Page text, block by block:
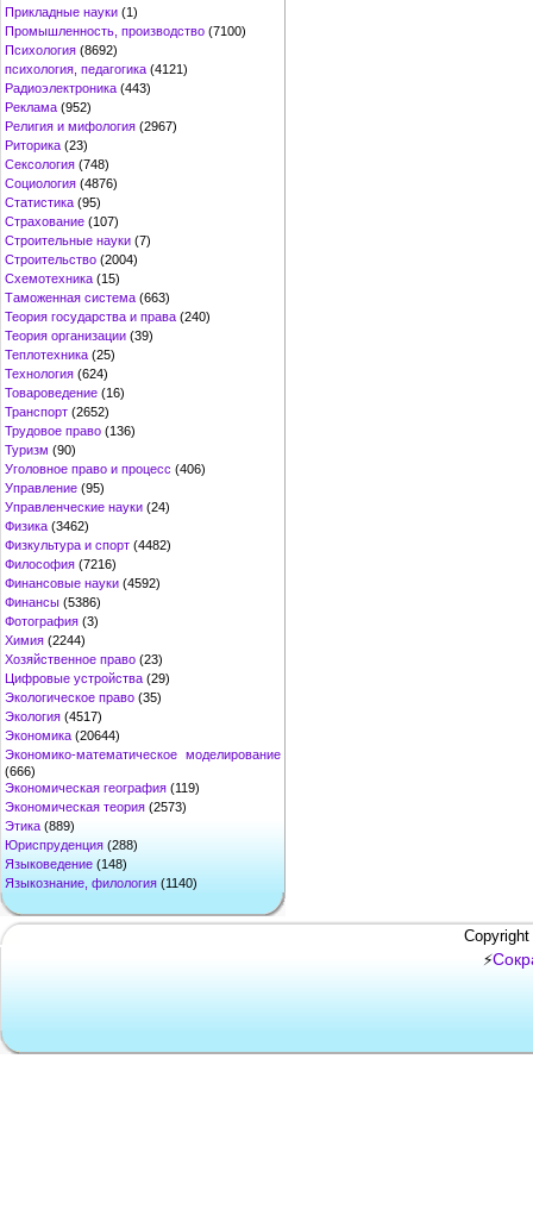
Прикладные науки (1)
Промышленность, производство (7100)
Психология (8692)
психология, педагогика (4121)
Радиоэлектроника (443)
Реклама (952)
Религия и мифология (2967)
Риторика (23)
Сексология (748)
Социология (4876)
Статистика (95)
Страхование (107)
Строительные науки (7)
Строительство (2004)
Схемотехника (15)
Таможенная система (663)
Теория государства и права (240)
Теория организации (39)
Теплотехника (25)
Технология (624)
Товароведение (16)
Транспорт (2652)
Трудовое право (136)
Туризм (90)
Уголовное право и процесс (406)
Управление (95)
Управленческие науки (24)
Физика (3462)
Физкультура и спорт (4482)
Философия (7216)
Финансовые науки (4592)
Финансы (5386)
Фотография (3)
Химия (2244)
Хозяйственное право (23)
Цифровые устройства (29)
Экологическое право (35)
Экология (4517)
Экономика (20644)
Экономико-математическое моделирование
(666)
Экономическая география (119)
Экономическая теория (2573)
Этика (889)
Юриспруденция (288)
Языковедение (148)
Языкознание, филология (1140)
⚡